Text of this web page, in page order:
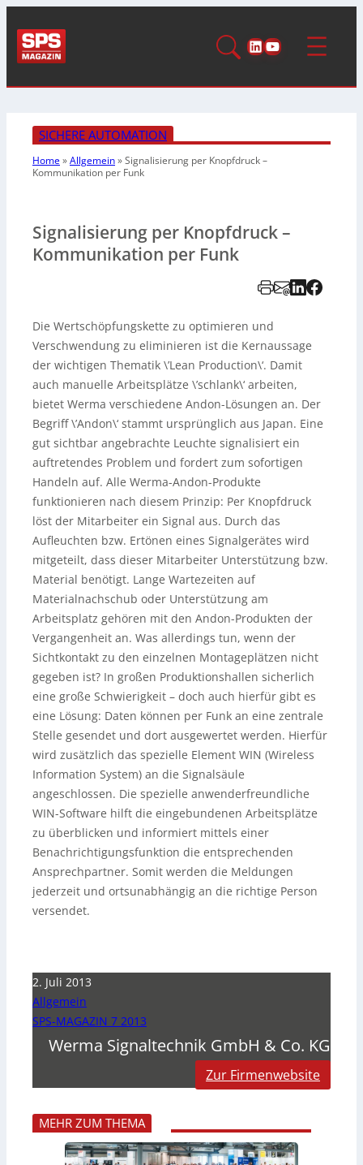
LinkedIn
YouTube
SICHERE AUTOMATION
Home»Allgemein»Signalisierung per Knopfdruck–
Kommunikation per Funk
Signalisierung per Knopfdruck –
Kommunikation per Funk
Die Wertschöpfungskette zu optimieren und
Verschwendung zu eliminieren ist die Kernaussage
der wichtigen Thematik \’Lean Production\‘. Damit
auch manuelle Arbeitsplätze \’schlank\‘ arbeiten,
bietet Werma verschiedene Andon-Lösungen an. Der
Begriff \’Andon\‘ stammt ursprünglich aus Japan. Eine
gut sichtbar angebrachte Leuchte signalisiert ein
auftretendes Problem und fordert zum sofortigen
Handeln auf. Alle Werma-Andon-Produkte
funktionieren nach diesem Prinzip: Per Knopfdruck
löst der Mitarbeiter ein Signal aus. Durch das
Aufleuchten bzw. Ertönen eines Signalgerätes wird
mitgeteilt, dass dieser Mitarbeiter Unterstützung bzw.
Material benötigt. Lange Wartezeiten auf
Materialnachschub oder Unterstützung am
Arbeitsplatz gehören mit den Andon-Produkten der
Vergangenheit an. Was allerdings tun, wenn der
Sichtkontakt zu den einzelnen Montageplätzen nicht
gegeben ist? In großen Produktionshallen sicherlich
eine große Schwierigkeit – doch auch hierfür gibt es
eine Lösung: Daten können per Funk an eine zentrale
Stelle gesendet und dort ausgewertet werden. Hierfür
wird zusätzlich das spezielle Element WIN (Wireless
Information System) an die Signalsäule
angeschlossen. Die spezielle anwenderfreundliche
WIN-Software hilft die eingebundenen Arbeitsplätze
zu überblicken und informiert mittels einer
Benachrichtigungsfunktion die entsprechenden
Ansprechpartner. Somit werden die Meldungen
jederzeit und ortsunabhängig an die richtige Person
versendet.
2. Juli 2013
Allgemein
SPS-MAGAZIN 7 2013
Werma Signaltechnik GmbH & Co. KG
Zur Firmenwebsite
MEHR ZUM THEMA